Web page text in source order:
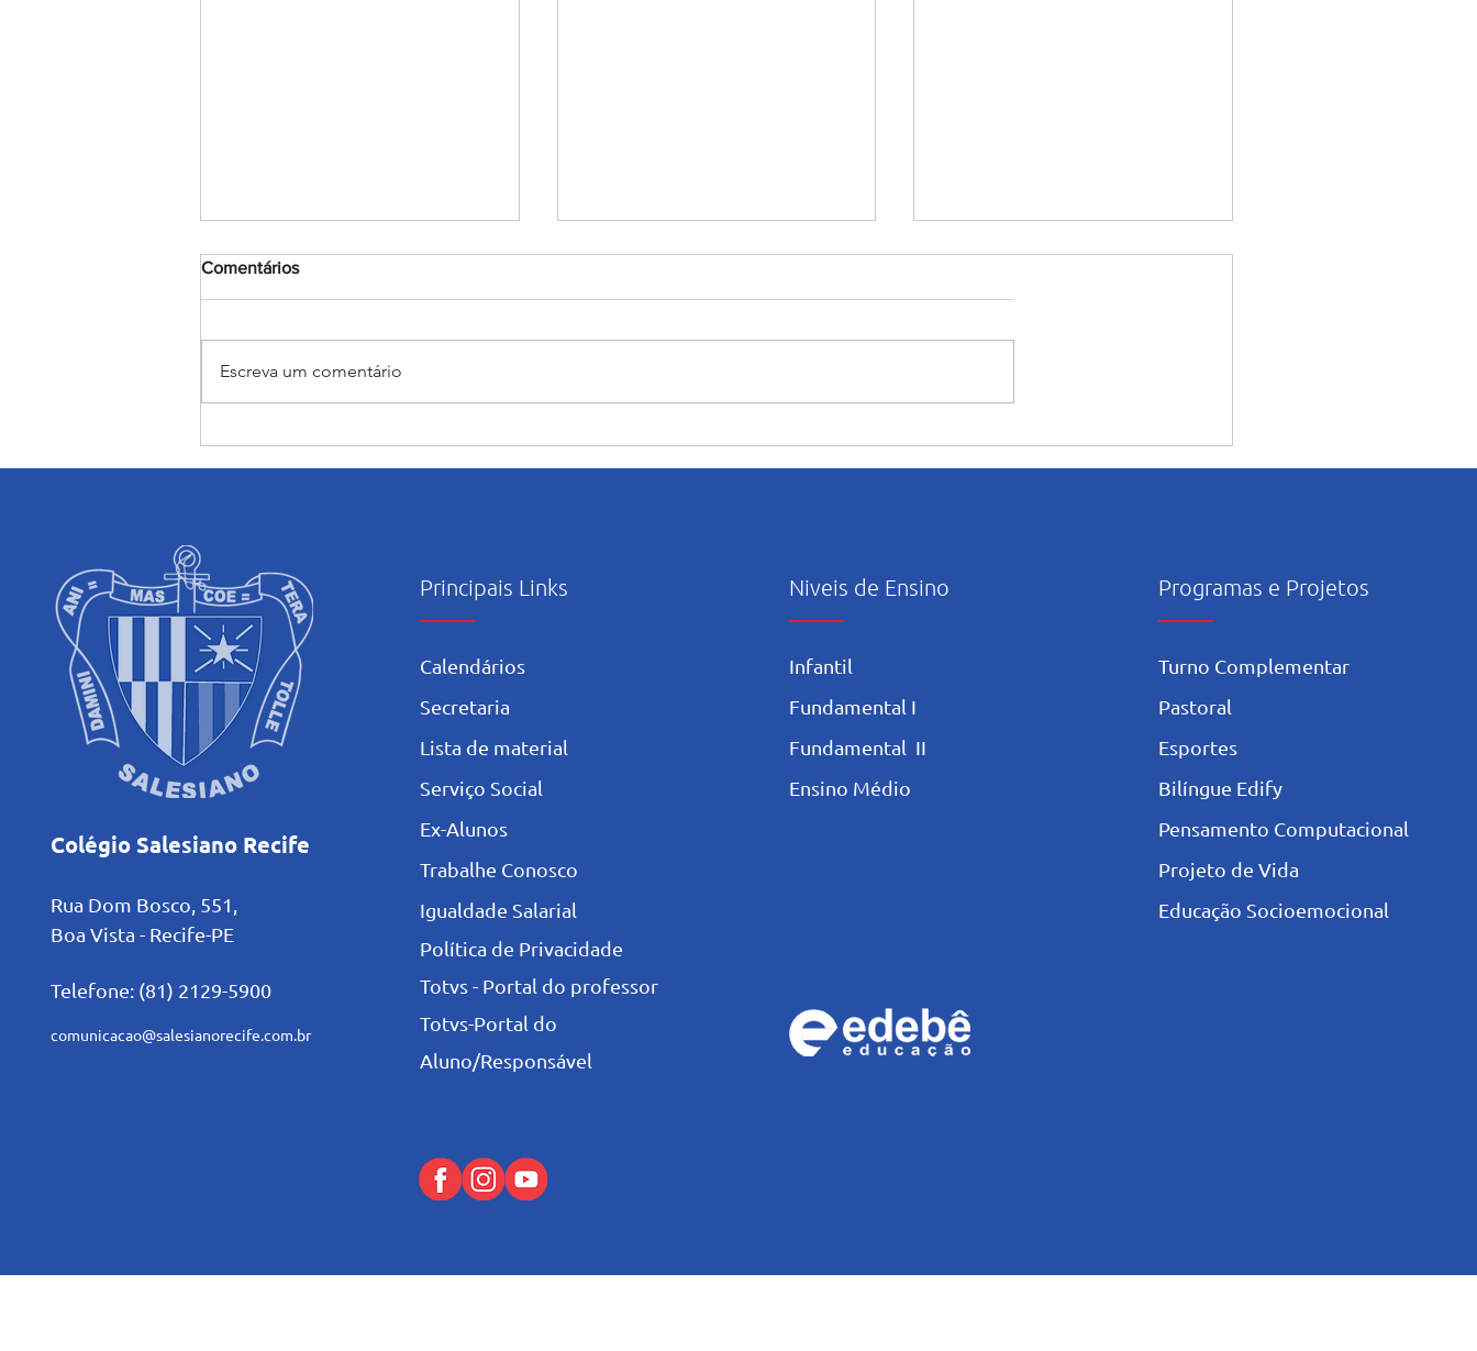
Comentários
Escreva um comentário
Colégio Salesiano Recife
Rua Dom Bosco, 551,
Boa Vista - Recife-PE
Telefone: (81) 2129-5900
comunicacao@salesianorecife.com.br
Principais Links
Calendários
Secretaria
L ista de material
Serviço Social
Ex-Alunos
Trabalhe Conosco
Igualdade Salarial
Política de Privacidade
Totvs - Portal do professor
Totvs-Portal do
Aluno/Responsável
Niveis de Ensino
Infantil
Fundamental I
Fundamental II
Ensino Médio
Programas e Projetos
Turno Complementar
Pastoral
Esportes
Bilíngue Edify
Pensamento Computacional
Projeto de Vida
Educação Socioemocional